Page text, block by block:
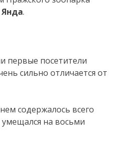
.
первые посетители
сильно отличается от
содержалось всего
на восьми